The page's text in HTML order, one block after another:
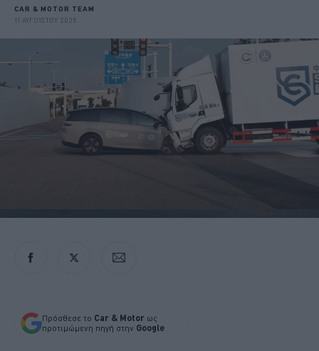
CAR & MOTOR TEAM
11 ΑΥΓΟΥΣΤΟΥ 2025
Πρόσθεσε το Car & Motor ως
προτιμώμενη πηγή στην Google